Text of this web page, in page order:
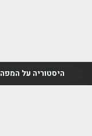
היסטוריה על המפה 2011-2026 | פרוייקט טיגארט 2012-2026| www.mapah.co.il | www.tegart.uk